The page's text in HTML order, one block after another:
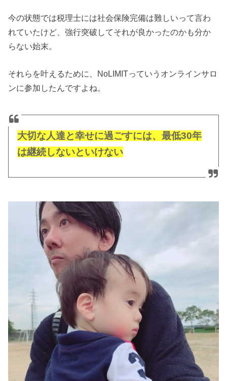
今の状態では税理士には社会保険完備は難しいって言わ
れていたけど、強行突破してそれが良かったのかも分か
らない始末。
それらを叶えるために、NoLIMITっていうオンラインサロ
ンに参加したんですよね。
大切な人達と幸せに過ごすには、最低30年
は継続しないといけない